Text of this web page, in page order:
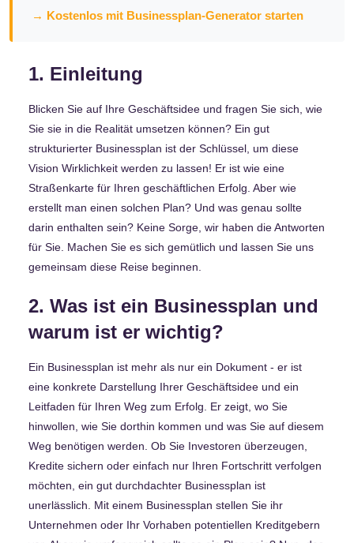
→ Kostenlos mit Businessplan-Generator starten
1. Einleitung
Blicken Sie auf Ihre Geschäftsidee und fragen Sie sich, wie
Sie sie in die Realität umsetzen können? Ein gut
strukturierter Businessplan ist der Schlüssel, um diese
Vision Wirklichkeit werden zu lassen! Er ist wie eine
Straßenkarte für Ihren geschäftlichen Erfolg. Aber wie
erstellt man einen solchen Plan? Und was genau sollte
darin enthalten sein? Keine Sorge, wir haben die Antworten
für Sie. Machen Sie es sich gemütlich und lassen Sie uns
gemeinsam diese Reise beginnen.
2. Was ist ein Businessplan und
warum ist er wichtig?
Ein Businessplan ist mehr als nur ein Dokument - er ist
eine konkrete Darstellung Ihrer Geschäftsidee und ein
Leitfaden für Ihren Weg zum Erfolg. Er zeigt, wo Sie
hinwollen, wie Sie dorthin kommen und was Sie auf diesem
Weg benötigen werden. Ob Sie Investoren überzeugen,
Kredite sichern oder einfach nur Ihren Fortschritt verfolgen
möchten, ein gut durchdachter Businessplan ist
unerlässlich. Mit einem Businessplan stellen Sie ihr
Unternehmen oder Ihr Vorhaben potentiellen Kreditgebern